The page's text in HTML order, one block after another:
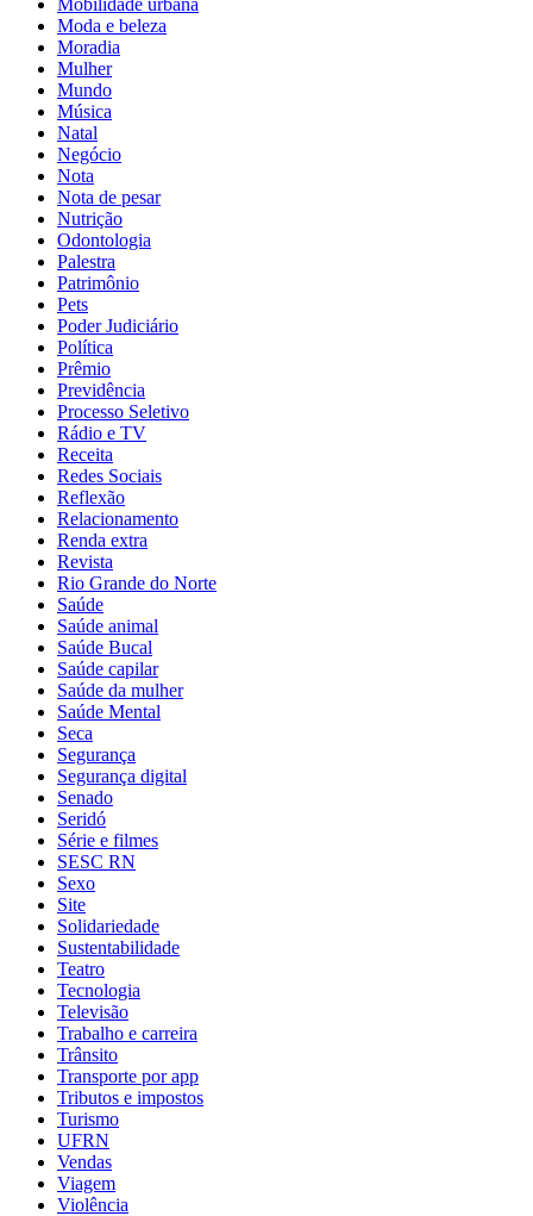
Moda e beleza
Moradia
Mulher
Mundo
Música
Natal
Negócio
Nota
Nota de pesar
Nutrição
Odontologia
Palestra
Patrimônio
Pets
Poder Judiciário
Política
Prêmio
Previdência
Processo Seletivo
Rádio e TV
Receita
Redes Sociais
Reflexão
Relacionamento
Renda extra
Revista
Rio Grande do Norte
Saúde
Saúde animal
Saúde Bucal
Saúde capilar
Saúde da mulher
Saúde Mental
Seca
Segurança
Segurança digital
Senado
Seridó
Série e filmes
SESC RN
Sexo
Site
Solidariedade
Sustentabilidade
Teatro
Tecnologia
Televisão
Trabalho e carreira
Trânsito
Transporte por app
Tributos e impostos
Turismo
UFRN
Vendas
Viagem
Violência